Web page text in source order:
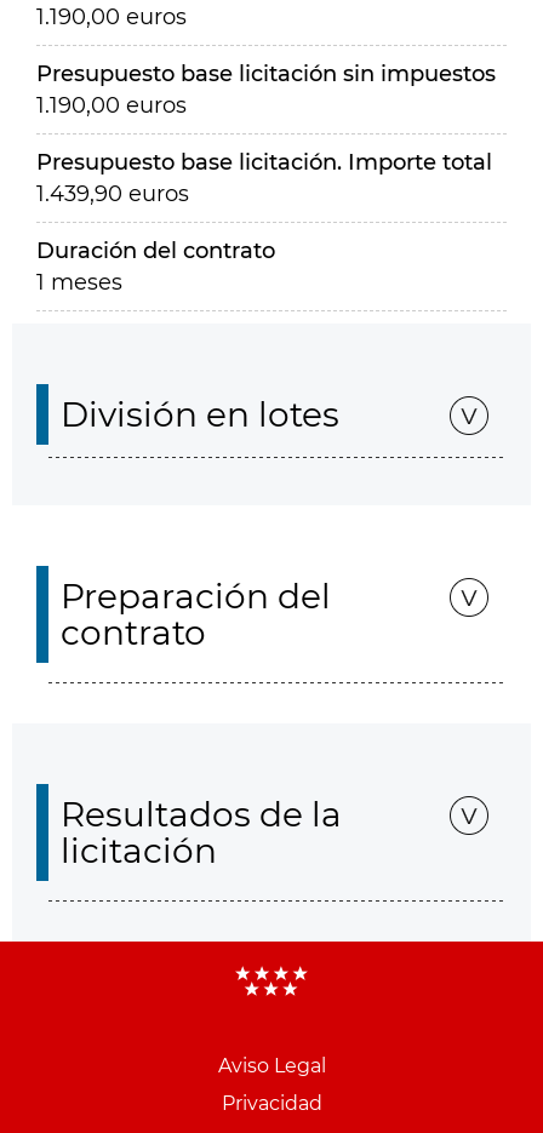
1.190,00 euros
Presupuesto base licitación sin impuestos
1.190,00 euros
Presupuesto base licitación. Importe total
1.439,90 euros
Duración del contrato
1 meses
División en lotes
Preparación del
contrato
Resultados de la
licitación
Aviso Legal
Privacidad